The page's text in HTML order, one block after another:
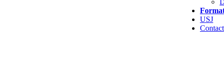
USJ
Contact